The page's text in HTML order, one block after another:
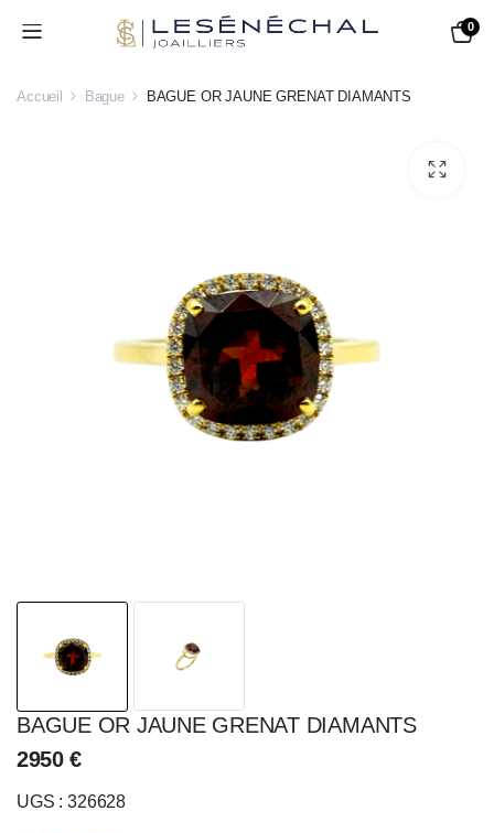
0
Accueil Bague BAGUE OR JAUNE GRENAT DIAMANTS
BAGUE OR JAUNE GRENAT DIAMANTS
2950 €
UGS : 326628